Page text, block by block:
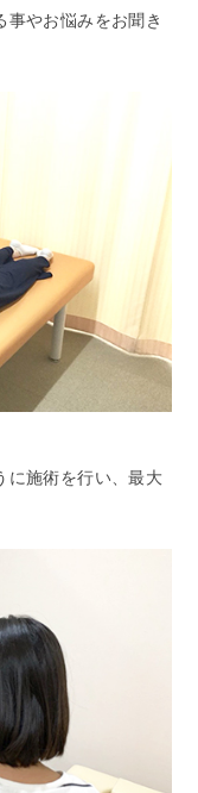
事やお悩みをお聞き
に施術を行い、最大